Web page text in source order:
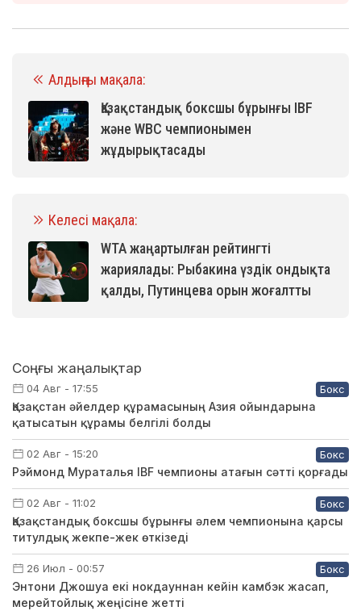
Алдыңғы мақала:
Қазақстандық боксшы бұрынғы IBF
және WBC чемпионымен
жұдырықтасады
Келесі мақала:
WTA жаңартылған рейтингті
жариялады: Рыбакина үздік ондықта
қалды, Путинцева орын жоғалтты
Соңғы жаңалықтар
04 Авг - 17:55 Бокс
Қазақстан әйелдер құрамасының Азия ойындарына
қатысатын құрамы белгілі болды
02 Авг - 15:20 Бокс
Рэймонд Мураталья IBF чемпионы атағын сәтті қорғады
02 Авг - 11:02 Бокс
Қазақстандық боксшы бұрынғы әлем чемпионына қарсы
титулдық жекпе-жек өткізеді
26 Июл - 00:57 Бокс
Энтони Джошуа екі нокдауннан кейін камбэк жасап,
мерейтойлық жеңісіне жетті